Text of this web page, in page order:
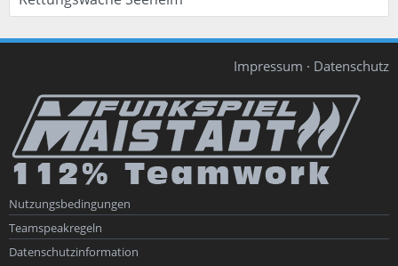
Impressum · Datenschutz
Nutzungsbedingungen
Teamspeakregeln
Datenschutzinformation